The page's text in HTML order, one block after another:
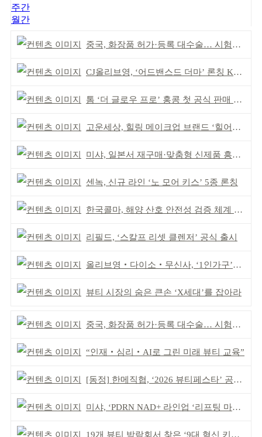
주간
월간
중국, 화장품 허가·등록 대수술… 시험자료 공용 허용
CJ올리브영, ‘어드밴스드 더마’ 론칭 K더마 육성 박차
톰 ‘더 글로우 프로’ 홍콩 첫 공식 판매 완판
고운세상, 힐링 메이크업 브랜드 ‘힐어스’ 론칭
미샤, 일본서 재구매·맞춤형 신제품 흥행 ‘쌍끌이’
센녹, 신규 라인 ‘노 모어 키스’ 5종 론칭
한국콜마, 해양 산호 안전성 검증 체계 구축
리필드, ‘스칼프 리셋 클렌저’ 공식 출시
올리브영‧다이소‧무신사, ‘1인가구’가 이끈다
뷰티 시장의 숨은 큰손 ‘X세대’를 잡아라
중국, 화장품 허가·등록 대수술… 시험자료 공용 허용
“인재‧심리‧AI로 그린 미래 뷰티 교육”
[동정] 한메직협, ‘2026 뷰티페스타’ 공동 주최
미샤, ‘PDRN NAD+ 라인업 ‘리프팅 마스크’ 출시
19개 뷰티 박람회서 찾은 ‘9대 혁신 키워드’